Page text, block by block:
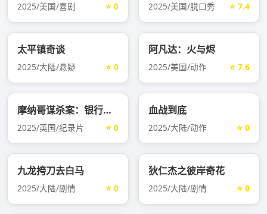
2025/美国/喜剧 ⭐ 0 2025/美国/脱口秀 ⭐ 7.4
太平镇奇谈
2025/大陆/悬疑 ⭐ 0
阿凡达：火与烬
2025/美国/动作 ⭐ 7.6
摩纳哥谋杀案：银行家死亡之谜
2025/英国/纪录片 ⭐ 0
血战到底
2025/大陆/动作 ⭐ 0
九龙挎刀去白马
2025/大陆/剧情 ⭐ 0
狄仁杰之彼岸奇花
2025/大陆/剧情 ⭐ 0